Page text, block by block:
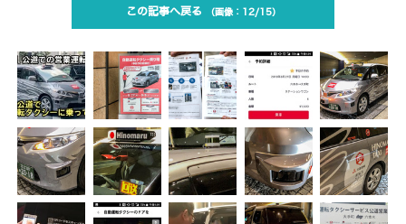
この記事へ戻る 12/15